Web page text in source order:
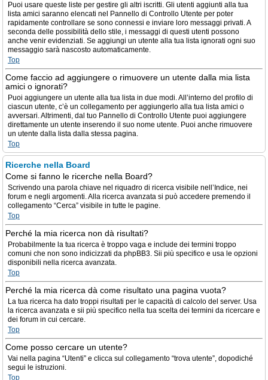
Puoi usare queste liste per gestire gli altri iscritti. Gli utenti aggiunti alla tua
lista amici saranno elencati nel Pannello di Controllo Utente per poter
rapidamente controllare se sono connessi e inviare loro messaggi privati. A
seconda delle possibilità dello stile, i messaggi di questi utenti possono
anche venir evidenziati. Se aggiungi un utente alla tua lista ignorati ogni suo
messaggio sarà nascosto automaticamente.
Top
Come faccio ad aggiungere o rimuovere un utente dalla mia lista
amici o ignorati?
Puoi aggiungere un utente alla tua lista in due modi. All’interno del profilo di
ciascun utente, c’è un collegamento per aggiungerlo alla tua lista amici o
avversari. Altrimenti, dal tuo Pannello di Controllo Utente puoi aggiungere
direttamente un utente inserendo il suo nome utente. Puoi anche rimuovere
un utente dalla lista dalla stessa pagina.
Top
Ricerche nella Board
Come si fanno le ricerche nella Board?
Scrivendo una parola chiave nel riquadro di ricerca visibile nell’Indice, nei
forum e negli argomenti. Alla ricerca avanzata si può accedere premendo il
collegamento “Cerca” visibile in tutte le pagine.
Top
Perché la mia ricerca non dà risultati?
Probabilmente la tua ricerca è troppo vaga e include dei termini troppo
comuni che non sono indicizzati da phpBB3. Sii più specifico e usa le opzioni
disponibili nella ricerca avanzata.
Top
Perché la mia ricerca dà come risultato una pagina vuota?
La tua ricerca ha dato troppi risultati per le capacità di calcolo del server. Usa
la ricerca avanzata e sii più specifico nella tua scelta dei termini da ricercare e
dei forum in cui cercare.
Top
Come posso cercare un utente?
Vai nella pagina “Utenti” e clicca sul collegamento “trova utente”, dopodiché
segui le istruzioni.
Top